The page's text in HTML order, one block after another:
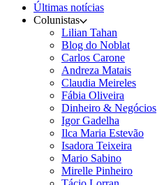
Últimas notícias
Colunistas
Lilian Tahan
Blog do Noblat
Carlos Carone
Andreza Matais
Claudia Meireles
Fábia Oliveira
Dinheiro & Negócios
Igor Gadelha
Ilca Maria Estevão
Isadora Teixeira
Mario Sabino
Mirelle Pinheiro